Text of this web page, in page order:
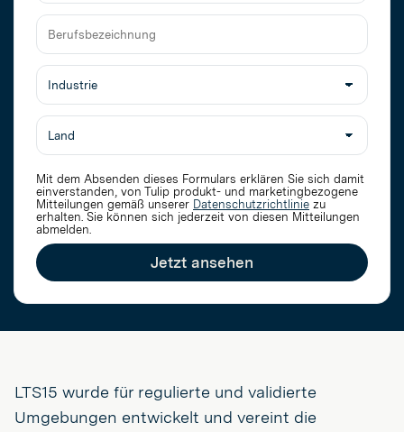
Mail
Firmenname
Berufsbezeichnung
Mit dem Absenden dieses Formulars erklären Sie sich damit
einverstanden, von Tulip produkt- und marketingbezogene
Mitteilungen gemäß unserer Datenschutzrichtlinie zu
erhalten. Sie können sich jederzeit von diesen Mitteilungen
abmelden.
Jetzt ansehen
LTS15 wurde für regulierte und validierte
Umgebungen entwickelt und vereint die